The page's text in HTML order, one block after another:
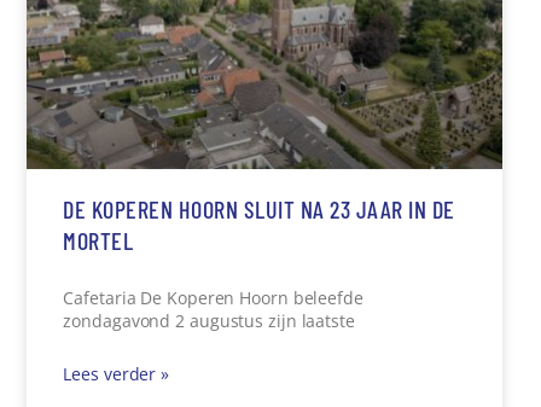
DE KOPEREN HOORN SLUIT NA 23 JAAR IN DE
MORTEL
Cafetaria De Koperen Hoorn beleefde
zondagavond 2 augustus zijn laatste
Lees verder »